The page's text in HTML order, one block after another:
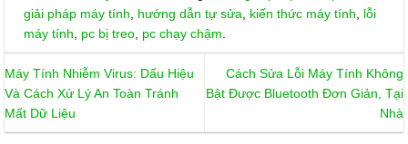
giải pháp máy tính, hướng dẫn tự sửa, kiến thức máy tính, lỗi
máy tính, pc bị treo, pc chạy chậm.
Máy Tính Nhiễm Virus: Dấu Hiệu
Và Cách Xử Lý An Toàn Tránh
Mất Dữ Liệu
Cách Sửa Lỗi Máy Tính Không
Bật Được Bluetooth Đơn Giản, Tại
Nhà